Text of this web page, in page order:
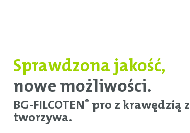
Sprawdzona jakość,
nowe możliwości.
BG-FILCOTEN® pro z krawędzią z
tworzywa.